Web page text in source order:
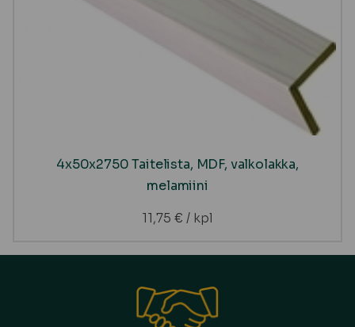
4x50x2750 Taitelista, MDF, valkolakka,
melamiini
11,75 € / kpl